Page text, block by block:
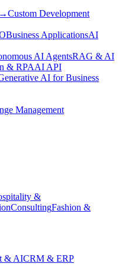
→Custom Development
Business ApplicationsAI
AI AgentsRAG & AI
& RPAAI API
AI for Business
Management
&
ConsultingFashion &
& AICRM & ERP